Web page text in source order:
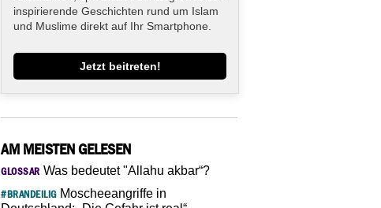
inspirierende Geschichten rund um Islam
und Muslime direkt auf Ihr Smartphone.
Jetzt beitreten!
AM MEISTEN GELESEN
GLOSSAR Was bedeutet "Allahu akbar“?
#BRANDEILIGMoscheeangriffe in